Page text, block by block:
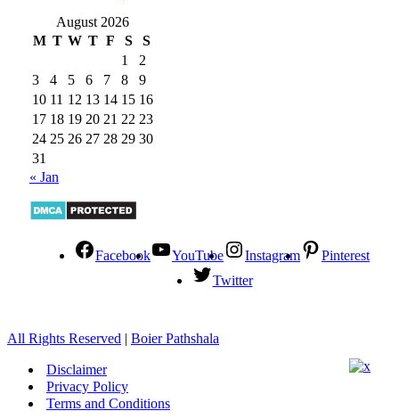
August 2026
M T W T F S
S
1
2
3
4 5 6 7 8
9
10 11 12 13 14 15 16
17 18 19 20 21 22 23
24 25 26 27 28 29 30
31
« Jan
Facebook YouTube Instagram
Pinterest
Twitter
All Rights Reserved | Boier Pathshala
Disclaimer
Privacy Policy
Terms and Conditions